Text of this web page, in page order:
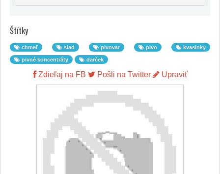
Štítky
chmeľ slad pivovar pivo kvasinky
pivné koncentráty darček
Zdieľaj na FB Pošli na Twitter Upraviť